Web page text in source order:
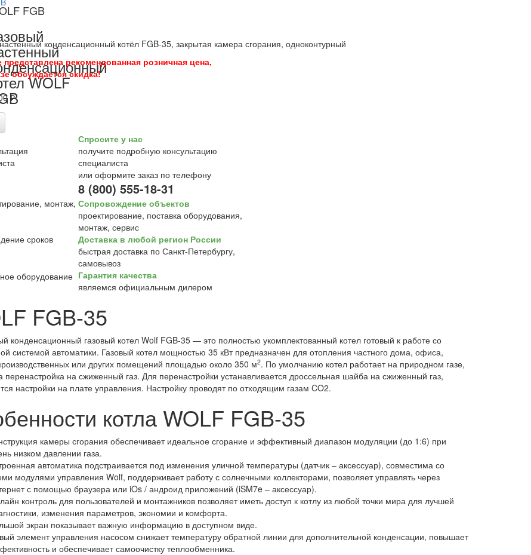
FGB
WOLF
конденсационный котёл FGB-35, закрытая камера сгорания, одноконтурный
представлена рекомендованная розничная цена,
обсуждается скидка!
₽
Спросите у нас
получите подробную консультацию
специалиста
или оформите заказ по телефону
8 (800) 555-18-31
Сопровождение объектов
проектирование, поставка оборудования,
монтаж, сервис
Доставка в любой регион России
быстрая доставка по Санкт-Петербургу,
самовывоз
Гарантия качества
являемся официальным дилером
FGB-35
конденсационный газовый котел Wolf FGB-35 — это полностью укомплектованный котел готовый к работе со
системой автоматики. Газовый котел мощностью 35 кВт предназначен для отопления частного дома, офиса,
или других помещений площадью около 350 м2. По умолчанию котел работает на природном газе,
перенастройка на сжиженный газ. Для перенастройки устанавливается дроссельная шайба на сжиженный газ,
настройки на плате управления. Настройку проводят по отходящим газам CO2.
котла WOLF FGB-35
камеры сгорания обеспечивает идеальное сгорание и эффективный диапазон модуляции (до 1:6) при
низком давлении газа.
автоматика подстраивается под изменения уличной температуры (датчик – аксессуар), совместима со
модулями управления Wolf, поддерживает работу с солнечными коллекторами, позволяет управлять через
с помощью браузера или iOs / андроид приложений (iSM7e – аксессуар).
контроль для пользователей и монтажников позволяет иметь доступ к котлу из любой точки мира для лучшей
изменения параметров, экономии и комфорта.
экран показывает важную информацию в доступном виде.
элемент управления насосом снижает температуру обратной линии для дополнительной конденсации, повышает
и обеспечивает самоочистку теплообменника.